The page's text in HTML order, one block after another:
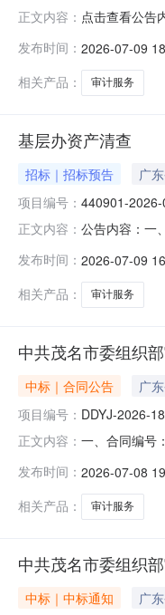
正文内容： 点击查看公告
发布时间： 2026-07-09
相关产品：
审计服务
基层办资产清查
招标｜招标预告 广
项目编号： 440901-
正文内容： 公告内容：一
发布时间： 2026-07-09
相关产品：
审计服务
中共茂名市委组织
中标｜合同公告 广
项目编号： DDYJ-2026-
正文内容： 一、合同编号
（普通合伙）
发布时间： 2026-07-08
相关产品：
审计服务
中共茂名市委组织
中标｜中标通知 广